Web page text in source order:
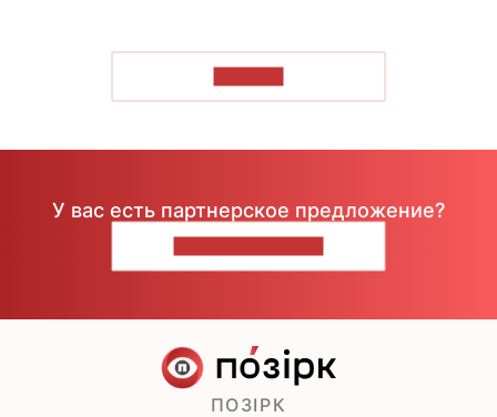
У вас есть партнерское предложение?
ПОЗІРК